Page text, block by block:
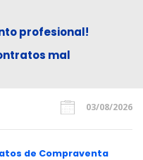
profesional!
mal
03/08/2026
de Compraventa